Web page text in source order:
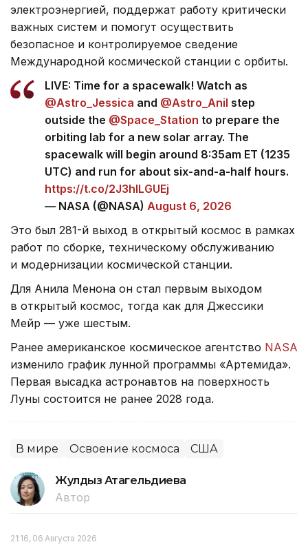
электроэнергией, поддержат работу критически
важных систем и помогут осуществить
безопасное и контролируемое сведение
Международной космической станции с орбиты.
LIVE: Time for a spacewalk! Watch as
@Astro_Jessica and @Astro_Anil step
outside the @Space_Station to prepare the
orbiting lab for a new solar array. The
spacewalk will begin around 8:35am ET (1235
UTC) and run for about six-and-a-half hours.
https://t.co/2J3hlLGUEj
— NASA (@NASA) August 6, 2026
Это был 281-й выход в открытый космос в рамках
работ по сборке, техническому обслуживанию
и модернизации космической станции.
Для Анила Менона он стал первым выходом
в открытый космос, тогда как для Джессики
Мейр — уже шестым.
Ранее американское космическое агентство NASA
изменило график лунной программы «Артемида».
Первая высадка астронавтов на поверхность
Луны состоится не ранее 2028 года.
В мире Освоение космоса США
Жулдыз Атагельдиева
Автор
21:16, 06 Августа 2026